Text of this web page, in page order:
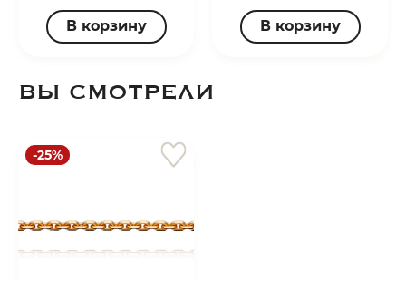
В корзину В корзину
ВЫ СМОТРЕЛИ
-25%